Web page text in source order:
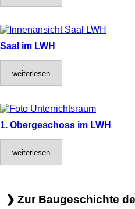
Saal im LWH
weiterlesen
1. Obergeschoss im LWH
weiterlesen
Zur Baugeschichte